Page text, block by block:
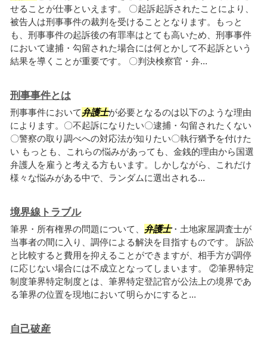
せることが仕事といえます。 〇起訴起訴されたことにより、
被告人は刑事事件の裁判を受けることとなります。もっと
も、刑事事件の起訴後の有罪率はとても高いため、刑事事件
において逮捕・勾留された場合には何とかして不起訴という
結果を導くことが重要です。 〇判決検察官・弁...
刑事事件とは
刑事事件において弁護士が必要となるのは以下のような理由
によります。〇不起訴になりたい〇逮捕・勾留されたくない
〇警察の取り調べへの対応法が知りたい〇執行猶予を付けた
い もっとも、これらの悩みがあっても、金銭的理由から国選
弁護人を雇うと考える方もいます。しかしながら、これだけ
様々な悩みがある中で、ランダムに選出される...
境界線トラブル
筆界・所有権界の問題について、 弁護士・土地家屋調査士が
当事者の間に入り、調停による解決を目指すものです。 訴訟
と比較すると費用を抑えることができますが、相手方が調停
に応じない場合には不成立となってしまいます。 ②筆界特定
制度筆界特定制度とは、筆界特定登記官が公法上の境界であ
る筆界の位置を現地において明らかにすると...
自己破産